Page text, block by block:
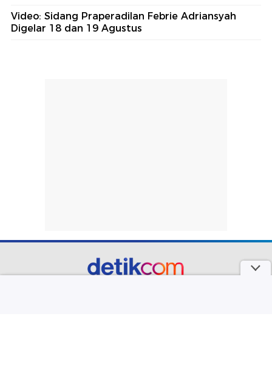
Video: Sidang Praperadilan Febrie Adriansyah
Digelar 18 dan 19 Agustus